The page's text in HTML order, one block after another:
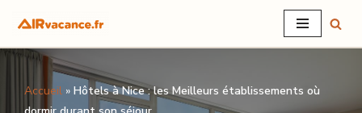
Aller
contenu
Accueil » Hôtels à Nice : les Meilleurs établissements où